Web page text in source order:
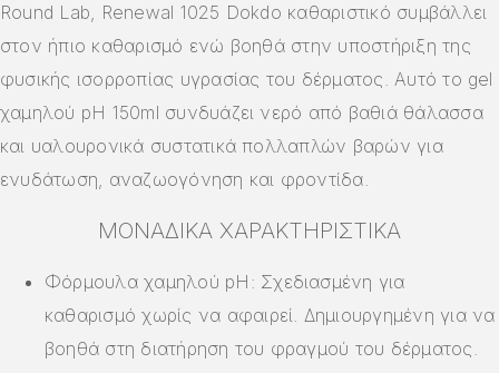
Round Lab, Renewal 1025 Dokdo καθαριστικό συμβάλλει
στον ήπιο καθαρισμό ενώ βοηθά στην υποστήριξη της
φυσικής ισορροπίας υγρασίας του δέρματος. Αυτό το gel
χαμηλού pH 150ml συνδυάζει νερό από βαθιά θάλασσα
και υαλουρονικά συστατικά πολλαπλών βαρών για
ενυδάτωση, αναζωογόνηση και φροντίδα.
ΜΟΝΑΔΙΚΆ ΧΑΡΑΚΤΗΡΙΣΤΙΚΆ
Φόρμουλα χαμηλού pH: Σχεδιασμένη για
καθαρισμό χωρίς να αφαιρεί. Δημιουργημένη για να
βοηθά στη διατήρηση του φραγμού του δέρματος.